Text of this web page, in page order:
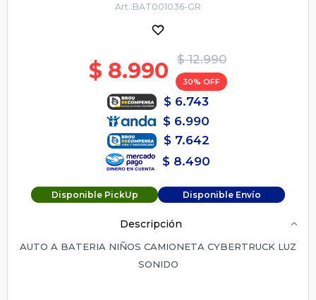
BAT001036-GR
$ 12.990
$ 8.990 30
$ 6.743
$ 6.990
$ 7.642
$ 8.490
Disponible PickUp Disponible Envío
Descripción
AUTO A BATERIA NIÑOS CAMIONETA CYBERTRUCK LUZ
SONIDO